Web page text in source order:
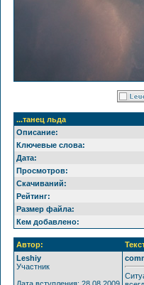
...танец льда
Описание:
Ключевые слова:
Дата:
Просмотров:
Скачиваний:
Рейтинг:
Размер файла:
Кем добавлено:
Автор:
Leshiy
Участник